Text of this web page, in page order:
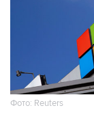
Фото: Reuters